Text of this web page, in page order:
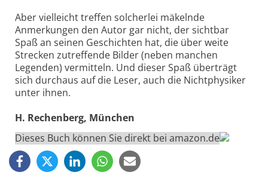
Aber vielleicht treffen solcherlei mäkelnde
Anmerkungen den Autor gar nicht, der sichtbar
Spaß an seinen Geschichten hat, die über weite
Strecken zutreffende Bilder (neben manchen
Legenden) vermitteln. Und dieser Spaß überträgt
sich durchaus auf die Leser, auch die Nichtphysiker
unter ihnen.
H. Rechenberg, München
Dieses Buch können Sie direkt bei amazon.de